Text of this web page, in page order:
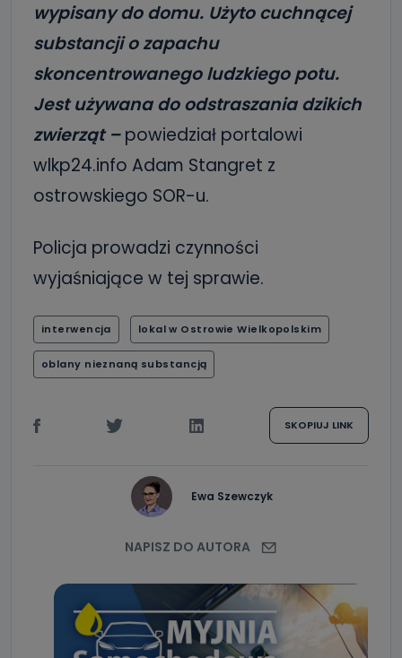
wypisany do domu. Użyto cuchnącej
substancji o zapachu
skoncentrowanego ludzkiego potu.
Jest używana do odstraszania dzikich
zwierząt –powiedział portalowi
wlkp24.info Adam Stangret z
ostrowskiego SOR-u.
Policja prowadzi czynności
wyjaśniające w tej sprawie.
interwencja lokal w Ostrowie Wielkopolskim
oblany nieznaną substancją
SKOPIUJ LINK
Ewa Szewczyk
NAPISZ DO AUTORA